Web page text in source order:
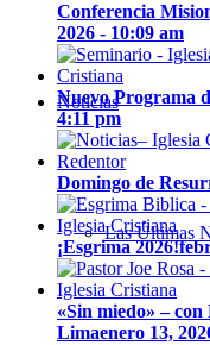
Noticias
Las Últimas
Conferencia
2026 - 10:09 am
Nuevo Programa
4:11 pm
Domingo de
¡Esgrima 2026!
«Sin miedo» –
Limaenero 13,